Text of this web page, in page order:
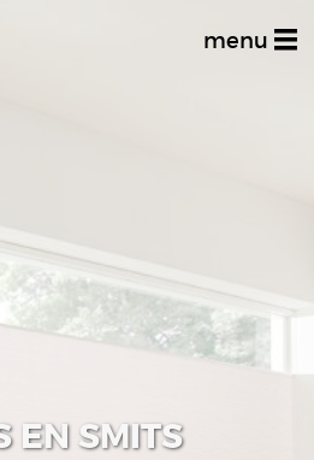
menu
EN SMITS
Stel uw vraag
Inspiratiealbum